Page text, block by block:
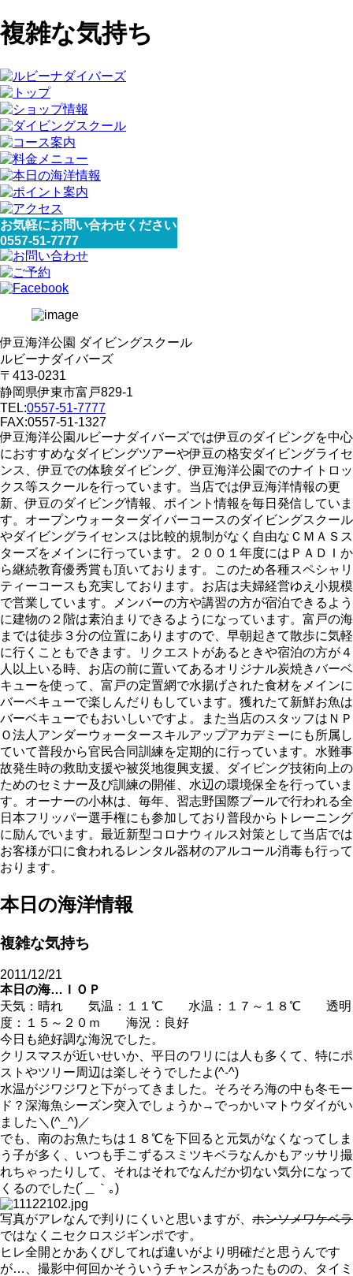
複雑な気持ち
お気軽にお問い合わせください
0557-51-7777
伊豆海洋公園 ダイビングスクール
ルビーナダイバーズ
〒413-0231
静岡県伊東市富戸829-1
TEL:0557-51-7777
FAX:0557-51-1327
伊豆海洋公園ルビーナダイバーズでは伊豆のダイビングを中心
におすすめなダイビングツアーや伊豆の格安ダイビングライセ
ンス、伊豆での体験ダイビング、伊豆海洋公園でのナイトロッ
クス等スクールを行っています。当店では伊豆海洋情報の更
新、伊豆のダイビング情報、ポイント情報を毎日発信していま
す。オープンウォーターダイバーコースのダイビングスクール
やダイビングライセンスは比較的規制がなく自由なＣＭＡＳス
ターズをメインに行っています。２００１年度にはＰＡＤＩか
ら継続教育優秀賞も頂いております。このため各種スペシャリ
ティーコースも充実しております。お店は夫婦経営ゆえ小規模
で営業しています。メンバーの方や講習の方が宿泊できるよう
に建物の２階は素泊まりできるようになっています。富戸の海
までは徒歩３分の位置にありますので、早朝起きて散歩に気軽
に行くこともできます。リクエストがあるときや宿泊の方が４
人以上いる時、お店の前に置いてあるオリジナル炭焼きバーベ
キューを使って、富戸の定置網で水揚げされた食材をメインに
バーベキューで楽しんだりもしています。獲れたて新鮮お魚は
バーベキューでもおいしいですよ。また当店のスタッフはＮＰ
Ｏ法人アンダーウォータースキルアップアカデミーにも所属し
ていて普段から官民合同訓練を定期的に行っています。水難事
故発生時の救助支援や被災地復興支援、ダイビング技術向上の
ためのセミナー及び訓練の開催、水辺の環境保全を行っていま
す。オーナーの小林は、毎年、習志野国際プールで行われる全
日本フリッパー選手権にも参加しており普段からトレーニング
に励んでいます。最近新型コロナウィルス対策として当店では
お客様が口に食われるレンタル器材のアルコール消毒も行って
おります。
本日の海洋情報
複雑な気持ち
2011/12/21
本日の海…ＩＯＰ
天気：晴れ 気温：１１℃ 水温：１７～１８℃ 透明
度：１５～２０ｍ 海況：良好
今日も絶好調な海況でした。
クリスマスが近いせいか、平日のワリには人も多くて、特にポ
ストやツリー周辺は楽しそうでしたよ(^-^)
水温がジワジワと下がってきました。そろそろ海の中も冬モー
ド？深海魚シーズン突入でしょうか→でっかいマトウダイがい
ました＼(^_^)／
でも、南のお魚たちは１８℃を下回ると元気がなくなってしま
う子が多く、いつも手こずるスミツキベラなんかもアッサリ撮
れちゃったりして、それはそれでなんだか切ない気分になって
くるのでした(´＿｀｡)
写真がアレなんで判りにくいと思いますが、 ホンソメワケベラ
ではなくニセクロスジギンポです。
ヒレ全開とかあくびしてれば違いがより明確だと思うんです
が…、撮影中何回かそういうチャンスがあったものの、タイミ